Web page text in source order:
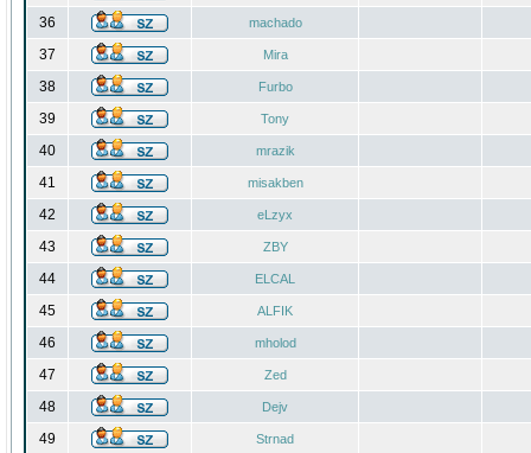
36 machado
37 Mira
38 Furbo
39 Tony
40 mrazik
41 misakben
42 eLzyx
43 ZBY
44 ELCAL
45 ALFIK
46 mholod
47 Zed
48 Dejv
49 Strnad